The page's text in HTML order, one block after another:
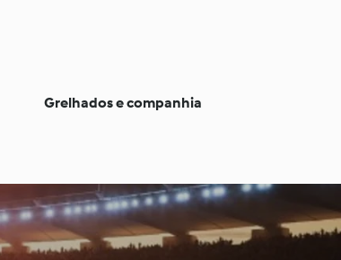
Grelhados e companhia